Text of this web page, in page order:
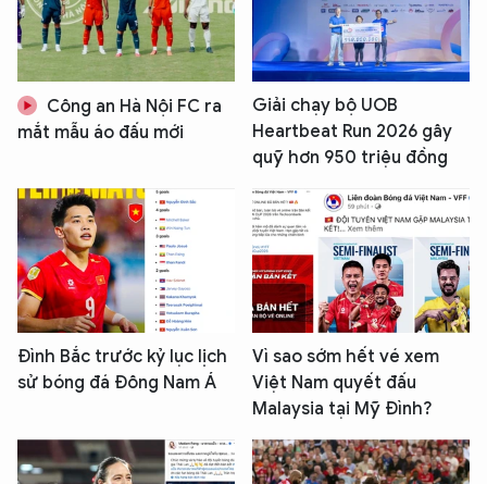
Công an Hà Nội FC ra
mắt mẫu áo đấu mới
Giải chạy bộ UOB
Heartbeat Run 2026 gây
quỹ hơn 950 triệu đồng
Đình Bắc trước kỷ lục lịch
sử bóng đá Đông Nam Á
Vì sao sớm hết vé xem
Việt Nam quyết đấu
Malaysia tại Mỹ Đình?